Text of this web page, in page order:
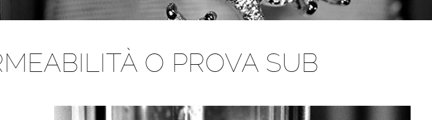
O PROVA SUB